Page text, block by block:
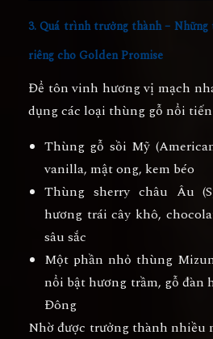
3. Quá trình trưởng thành –
riêng cho Golden Promise
Để tôn vinh hương vị mạch
dụng các loại thùng gỗ nổi
Thùng gỗ sồi Mỹ
vanilla, mật ong, kem béo
Thùng sherry châu Âu
hương trái cây khô,
sâu sắc
Một phần nhỏ thùng
nổi bật hương trầm, gỗ đàn
Đông
Nhờ được trưởng thành nhiều